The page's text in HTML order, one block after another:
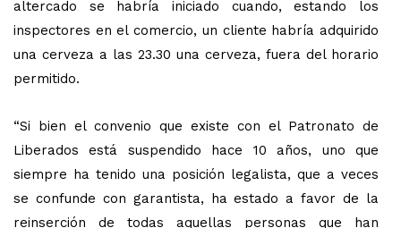
altercado se habría iniciado cuando, estando los
inspectores en el comercio, un cliente habría adquirido
una cerveza a las 23.30 una cerveza, fuera del horario
permitido.
“Si bien el convenio que existe con el Patronato de
Liberados está suspendido hace 10 años, uno que
siempre ha tenido una posición legalista, que a veces
se confunde con garantista, ha estado a favor de la
reinserción de todas aquellas personas que han